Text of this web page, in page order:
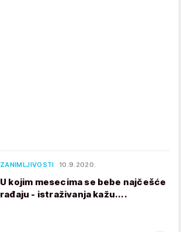
ZANIMLJIVOSTI 10.9.2020.
U kojim mesecima se bebe najčešće
rađaju - istraživanja kažu....